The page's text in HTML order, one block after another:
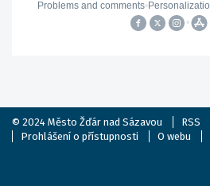
© 2024 Město Žďár nad Sázavou RSS
Prohlášení o přístupnosti
O webu